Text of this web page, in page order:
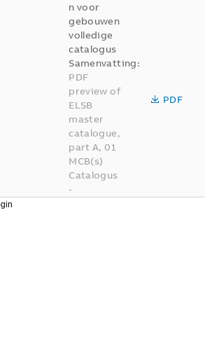
n voor
gebouwen
volledige
catalogus
Samenvatting:
PDF
preview of
ELSB
master
catalogue,
part A, 01
MCB(s)
Catalogus
-
PDF